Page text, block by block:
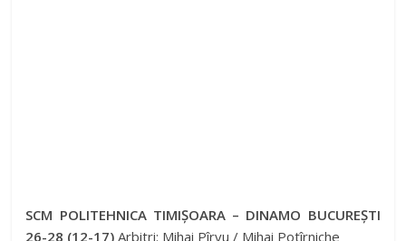
SCM POLITEHNICA TIMIȘOARA – DINAMO BUCUREȘTI
26-28 (12-17) Arbitri: Mihai Pîrvu / Mihai Potîrniche